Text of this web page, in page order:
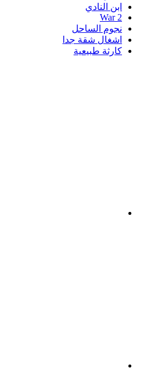
ابن النادي
War 2
نجوم الساحل
اشغال شقة جدا
كارثة طبيعية